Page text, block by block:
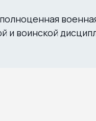
и воинской